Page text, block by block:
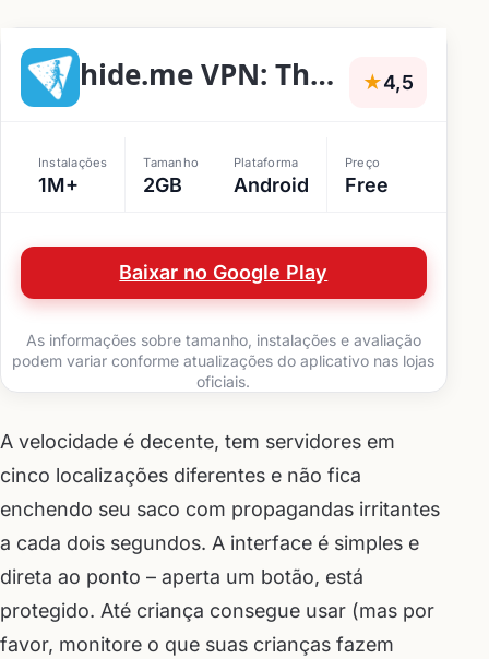
hide.me VPN: The Privacy Guard ★4,5
Instalações
1M+
Tamanho
2GB
Plataforma
Android
Preço
Free
Baixar no Google Play
As informações sobre tamanho, instalações e avaliação
podem variar conforme atualizações do aplicativo nas lojas
oficiais.
A velocidade é decente, tem servidores em
cinco localizações diferentes e não fica
enchendo seu saco com propagandas irritantes
a cada dois segundos. A interface é simples e
direta ao ponto – aperta um botão, está
protegido. Até criança consegue usar (mas por
favor, monitore o que suas crianças fazem